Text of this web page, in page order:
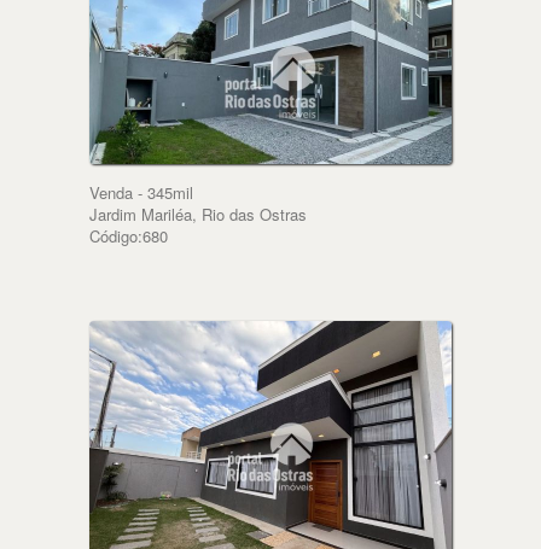
Venda - 345mil
Jardim Mariléa, Rio das Ostras
Código:680